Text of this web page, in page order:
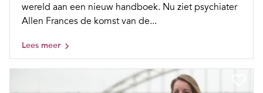
wereld aan een nieuw handboek. Nu ziet psychiater
Allen Frances de komst van de...
Lees meer